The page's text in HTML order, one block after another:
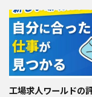
工場求人ワールドの